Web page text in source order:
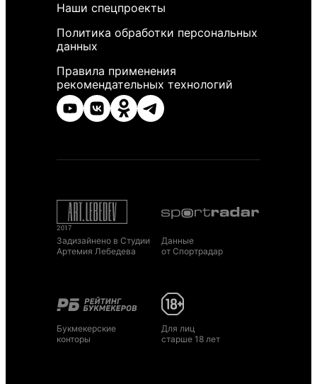
Наши спецпроекты
Политика обработки персональных
данных
Правила применения
рекомендательных технологий
Задизайнено в Студии
Артемия Лебедева
Данные
от Спортрадар
Букмекерские
конторы
Для лиц
старше 18 лет